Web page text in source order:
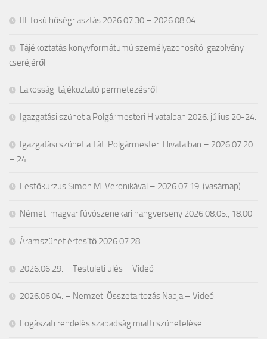
III. fokú hőségriasztás 2026.07.30 – 2026.08.04.
Tájékoztatás könyvformátumú személyazonosító igazolvány
cseréjéről
Lakossági tájékoztató permetezésről
Igazgatási szünet a Polgármesteri Hivatalban 2026. július 20-24.
Igazgatási szünet a Táti Polgármesteri Hivatalban – 2026.07.20
– 24.
Festőkurzus Simon M. Veronikával – 2026.07.19. (vasárnap)
Német-magyar fúvószenekari hangverseny 2026.08.05., 18.00
Áramszünet értesítő 2026.07.28.
2026.06.29. – Testületi ülés – Videó
2026.06.04. – Nemzeti Összetartozás Napja – Videó
Fogászati rendelés szabadság miatti szünetelése